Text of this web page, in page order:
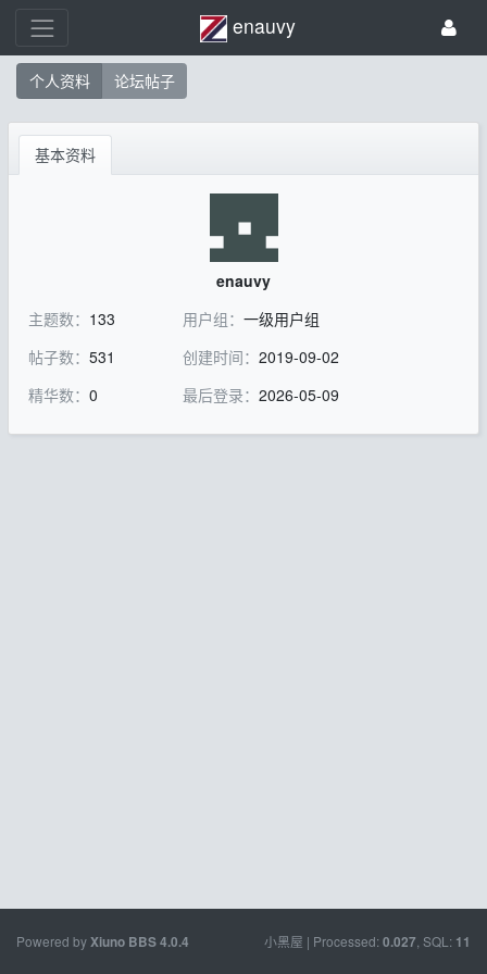
enauvy
个人资料 论坛帖子
基本资料
enauvy
主题数： 133
帖子数： 531
精华数： 0
用户组： 一级用户组
创建时间： 2019-09-02
最后登录： 2026-05-09
Powered byXiuno BBS4.0.4 小黑屋 | Processed: 0.027 , SQL: 11